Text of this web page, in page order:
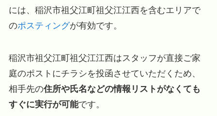
には、稲沢市祖父江町祖父江江西を含むエリアで
のポスティングが有効です。
稲沢市祖父江町祖父江江西はスタッフが直接ご家
庭のポストにチラシを投函させていただくため、
相手先の住所や氏名などの情報リストがなくても
すぐに実行が可能です。